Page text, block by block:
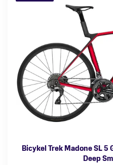
Bicykel Trek Madone SL 5
Deep